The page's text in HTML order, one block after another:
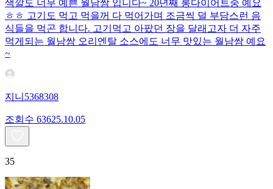
색깔도 너무 예쁜 월남쌈 입니다~ 20년째 롱다이어트중 예요
ㅎㅎ 고기도 먹고 먹을꺼 다 먹어가며 조금씩 덜 부담스런 음
식들을 먹곤 합니다. 고기먹고 아팠던 장을 달래고자 더 자주
먹게되는 월남쌈 오리엔탈 소스에도 너무 맛있는 월남쌈 예요
~
지니5368308
조회수 63625.10.05
35